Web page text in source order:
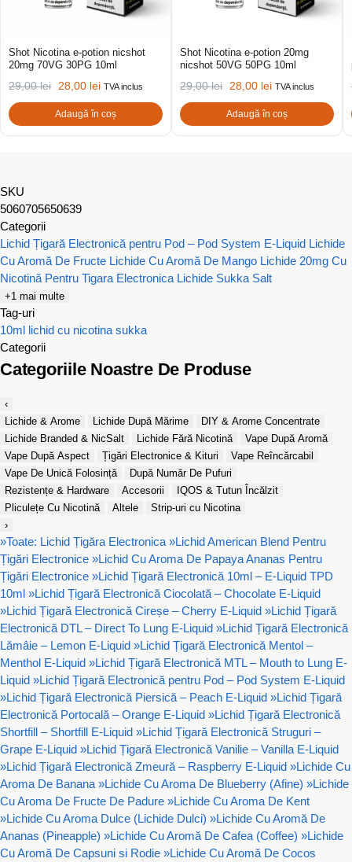
Shot Nicotina e-potion nicshot
20mg 70VG 30PG 10ml
29,00lei 28,00 lei TVA inclus
Adaugă în coș
Shot Nicotina e-potion 20mg
nicshot 50VG 50PG 10ml
29,00lei 28,00 lei TVA inclus
Adaugă în coș
SKU
5060705650639
Categorii
Lichid Țigară Electronică pentru Pod – Pod System E-Liquid Lichide
Cu Aromă De Fructe Lichide Cu Aromă De Mango Lichide 20mg Cu
Nicotină Pentru Tigara Electronica Lichide Sukka Salt
+1 mai multe
Tag-uri
10ml lichid cu nicotina sukka
Categorii
Categoriile Noastre De Produse
‹
Lichide & Arome
Lichide După Mărime
DIY & Arome Concentrate
Lichide Branded & NicSalt
Lichide Fără Nicotină
Vape După Aromă
Vape După Aspect
Țigări Electronice & Kituri
Vape Reîncărcabil
Vape De Unică Folosință
După Număr De Pufuri
Rezistențe & Hardware
Accesorii
IQOS & Tutun Încălzit
Pliculețe Cu Nicotină
Altele
Strip-uri cu Nicotina
›
»Toate: Lichid Țigăra Electronica »Lichid American Blend Pentru
Țigări Electronice »Lichid Cu Aroma De Papaya Ananas Pentru
Țigări Electronice »Lichid Țigară Electronică 10ml – E-Liquid TPD
10ml »Lichid Țigară Electronică Ciocolată – Chocolate E-Liquid
»Lichid Țigară Electronică Cireșe – Cherry E-Liquid »Lichid Țigară
Electronică DTL – Direct To Lung E-Liquid »Lichid Țigară Electronică
Lămâie – Lemon E-Liquid »Lichid Țigară Electronică Mentol –
Menthol E-Liquid »Lichid Țigară Electronică MTL – Mouth to Lung E-
Liquid »Lichid Țigară Electronică pentru Pod – Pod System E-Liquid
»Lichid Țigară Electronică Piersică – Peach E-Liquid »Lichid Țigară
Electronică Portocală – Orange E-Liquid »Lichid Țigară Electronică
Shortfill – Shortfill E-Liquid »Lichid Țigară Electronică Struguri –
Grape E-Liquid »Lichid Țigară Electronică Vanilie – Vanilla E-Liquid
»Lichid Țigară Electronică Zmeură – Raspberry E-Liquid »Lichide Cu
Aroma De Banana »Lichide Cu Aroma De Blueberry (Afine) »Lichide
Cu Aroma De Fructe De Padure »Lichide Cu Aroma De Kent
»Lichide Cu Aroma Dulce (Lichide Dulci) »Lichide Cu Aromă De
Ananas (Pineapple) »Lichide Cu Aromă De Cafea (Coffee) »Lichide
Cu Aromă De Capsuni si Rodie »Lichide Cu Aromă De Cocos